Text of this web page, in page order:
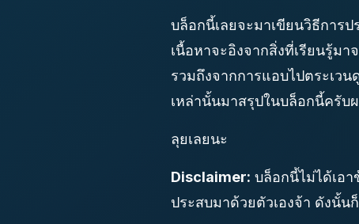
บล็อกนี้เลยจะมาเขียนวิธีการ
เนื้อหาจะอิงจากสิ่งที่เรียนรู้ม
รวมถึงจากการแอบไปตระเว
เหล่านั้นมาสรุปในบล็อกนี้ครับ
ลุยเลยนะ
Disclaimer: บล็อกนี้ไม่ได้เอ
ประสบมาด้วยตัวเองจ้า ดังนั้